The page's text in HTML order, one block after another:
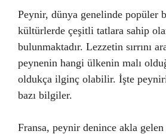
Peynir, dünya genelinde popüler
kültürlerde çeşitli tatlara sahip
bulunmaktadır. Lezzetin sırrını
peynenin hangi ülkenin malı
oldukça ilginç olabilir. İşte
bazı bilgiler.
Fransa, peynir denince akla